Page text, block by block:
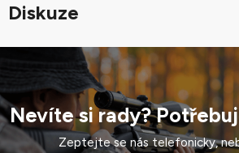
Diskuze
Nevíte si rady?
Zeptejte se nás telefonicky,